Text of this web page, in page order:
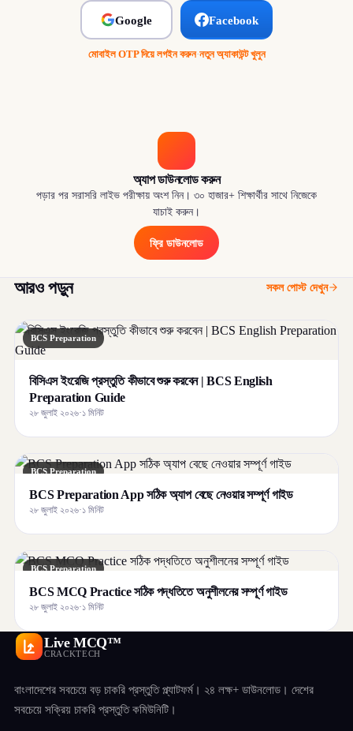
Google Facebook
মোবাইল OTP দিয়ে লগইন করুন·নতুন অ্যাকাউন্ট খুলুন
অ্যাপ ডাউনলোড করুন
পড়ার পর সরাসরি লাইভ পরীক্ষায় অংশ নিন। ৩০ হাজার+ শিক্ষার্থীর সাথে নিজেকে
যাচাই করুন।
ফ্রি ডাউনলোড
আরও পড়ুন সকল পোস্ট দেখুন
BCS Preparation
বিসিএস ইংরেজি প্রস্তুতি কীভাবে শুরু করবেন | BCS English
Preparation Guide
২৮ জুলাই ২০২৬·১ মিনিট
BCS Preparation
BCS Preparation App সঠিক অ্যাপ বেছে নেওয়ার সম্পূর্ণ গাইড
২৮ জুলাই ২০২৬·১ মিনিট
BCS Preparation
BCS MCQ Practice সঠিক পদ্ধতিতে অনুশীলনের সম্পূর্ণ গাইড
২৮ জুলাই ২০২৬·১ মিনিট
Live MCQ™
CRACKTECH
বাংলাদেশের সবচেয়ে বড় চাকরি প্রস্তুতি প্ল্যাটফর্ম। ২৪ লক্ষ+ ডাউনলোড। দেশের
সবচেয়ে সক্রিয় চাকরি প্রস্তুতি কমিউনিটি।